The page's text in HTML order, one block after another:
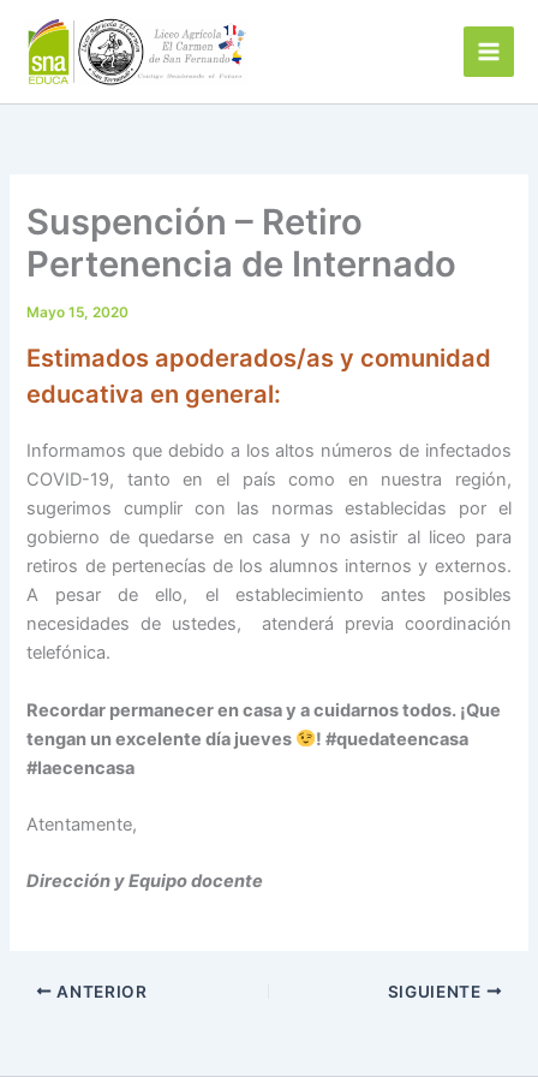
contenido
Suspención – Retiro
Pertenencia de Internado
Mayo 15, 2020
Estimados apoderados/as y comunidad
educativa en general:
Informamos que debido a los altos números de infectados
COVID-19, tanto en el país como en nuestra región,
sugerimos cumplir con las normas establecidas por el
gobierno de quedarse en casa y no asistir al liceo para
retiros de pertenecías de los alumnos internos y externos.
A pesar de ello, el establecimiento antes posibles
necesidades de ustedes, atenderá previa coordinación
telefónica.
Recordar permanecer en casa y a cuidarnos todos. ¡Que
tengan un excelente día jueves
! #quedateencasa
#laecencasa
Atentamente,
Dirección y Equipo docente
ANTERIOR SIGUIENTE